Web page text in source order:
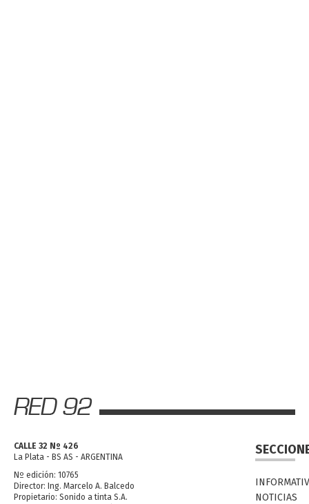
CALLE 32 Nº 426
La Plata - BS AS - ARGENTINA
Nº edición: 10765
Director: Ing. Marcelo A. Balcedo
Propietario: Sonido a tinta S.A.
NOTICIAS